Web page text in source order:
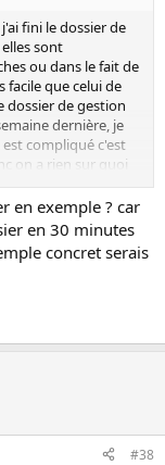
fini le dossier de
sont
ou dans le fait de
facile que celui de
dossier de gestion
dernière, je
compliqué c'est
on a rien sur quoi
c'est compliqué,
en terme de
en exemple ? car
en 30 minutes
concret serais
#38